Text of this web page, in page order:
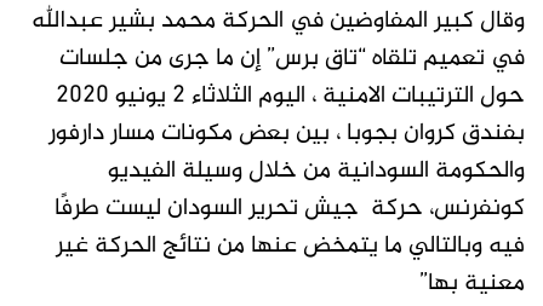
وقال كبير المفاوضين في الحركة محمد بشير عبدالله
في تعميم تلقاه “تاق برس” إن ما جرى من جلسات
حول الترتيبات الامنية ، اليوم الثلاثاء 2 يونيو 2020
بفندق كروان بجوبا ، بين بعض مكونات مسار دارفور
والحكومة السودانية من خلال وسيلة الفيديو
كونفرنس، حركة جيش تحرير السودان ليست طرفًا
فيه وبالتالي ما يتمخض عنها من نتائج الحركة غير
معنية بها”